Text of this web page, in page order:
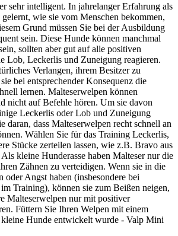
sehr intelligent. In jahrelanger Erfahrung als
wie sie vom Menschen bekommen,
Grund müssen Sie bei der Ausbildung
sein. Diese Hunde können manchmal
sollten aber gut auf alle positiven
Lob, Leckerlis und Zuneigung reagieren.
Verlangen, ihrem Besitzer zu
bei entsprechender Konsequenz die
lernen. Malteserwelpen können
nicht auf Befehle hören. Um sie davon
Leckerlis oder Lob und Zuneigung
daran, dass Malteserwelpen recht schnell an
Wählen Sie für das Training Leckerlis,
Stücke zerteilen lassen, wie z.B. Bravo aus
kleine Hunderasse haben Malteser nur die
Zähnen zu verteidigen. Wenn sie in die
oder Angst haben (insbesondere bei
Training), können sie zum Beißen neigen,
Malteserwelpen nur mit positiver
Füttern Sie Ihren Welpen mit einem
kleine Hunde entwickelt wurde - Valp Mini